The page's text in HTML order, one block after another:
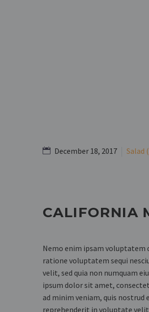
December 18, 2017 Salad
CALIFORNIA
Nemo enim ipsam voluptatem
ratione voluptatem sequi
velit, sed quia non numquam
ipsum dolor sit amet,
ad minim veniam, quis
reprehenderit in voluptate